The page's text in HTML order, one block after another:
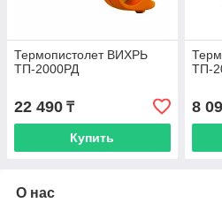
Термопистолет ВИХРЬ
ТП-2000РД
22 490 ₸
Купить
ТП-
8
О нас